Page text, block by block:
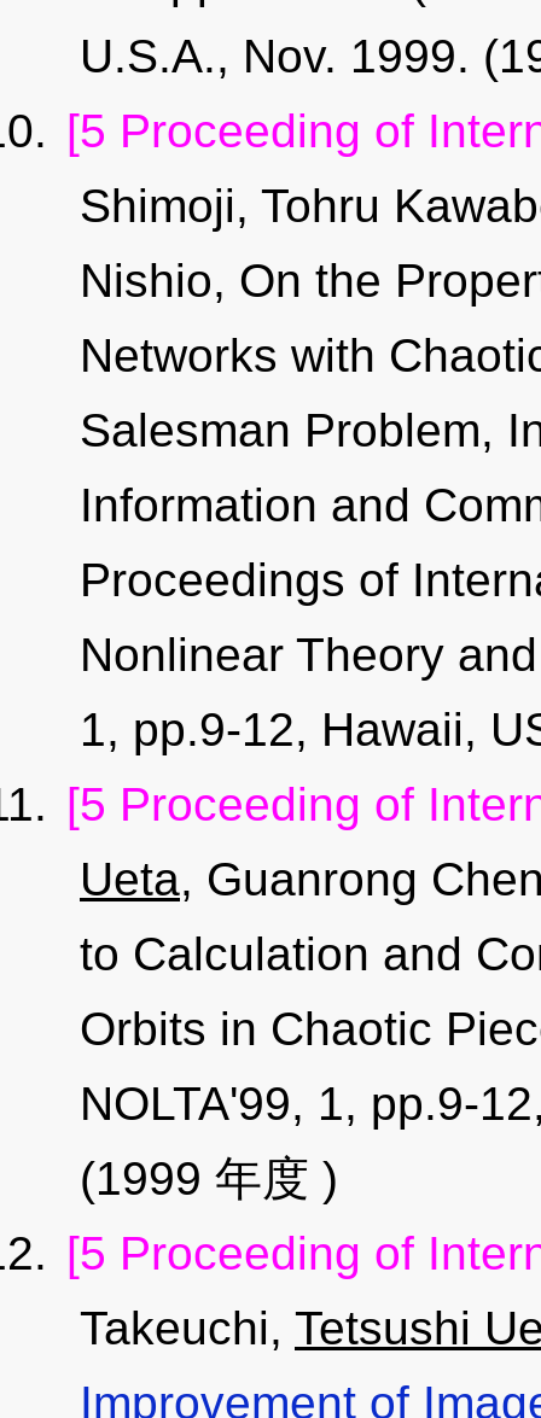
U.S.A., Nov. 1999.
[5 Proceeding of
Shimoji, Tohru
Nishio, On the
Networks with
Salesman Problem,
Information and
Proceedings of
Nonlinear Theory
1, pp.9-12, Hawaii,
[5 Proceeding of
Ueta, Guanrong
to Calculation and
Orbits in Chaotic
NOLTA'99, 1, pp.9-
(1999 年度 )
[5 Proceeding of
Takeuchi, Tetsushi
Improvement of